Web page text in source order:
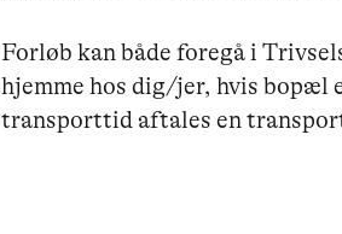
Forløb kan både foregå i
hjemme hos dig/jer, hvis bopæl
transporttid aftales en